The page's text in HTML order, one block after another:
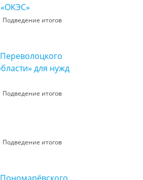
Подведение итогов
для нужд
Подведение итогов
Подведение итогов